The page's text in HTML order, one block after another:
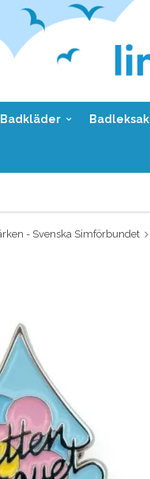
Badkläder
Vi
- Svenska Simförbundet